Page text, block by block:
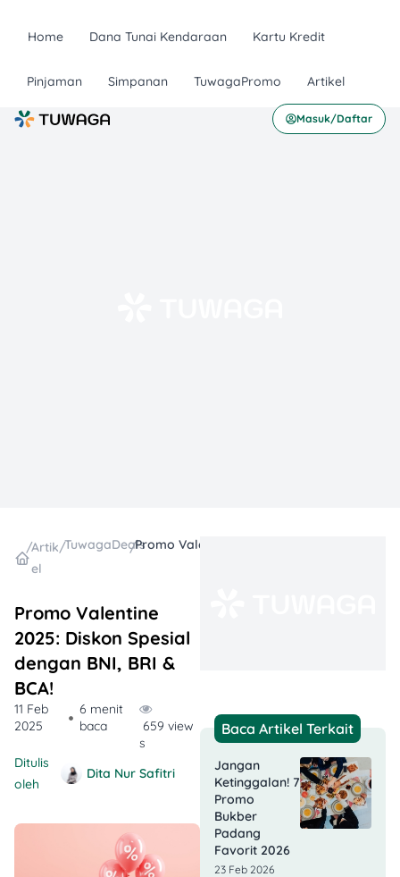
Home Dana Tunai Kendaraan Kartu Kredit
Pinjaman Simpanan TuwagaPromo Artikel
Masuk/Daftar
/Artik
el
/TuwagaDeals
/
Promo Valentine
2025: Diskon Spesial
dengan BNI, BRI &
BCA!
11 Feb
2025
6 menit
baca
659 view
s
Ditulis
oleh
Dita Nur Safitri
Baca Artikel Terkait
Jangan
Ketinggalan! 7
Promo
Bukber
Padang
Favorit 2026
23 Feb 2026